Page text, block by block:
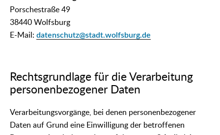
Porschestraße 49
38440 Wolfsburg
E-Mail: datenschutz@stadt.wolfsburg.de
Rechtsgrundlage für die Verarbeitung
personenbezogener Daten
Verarbeitungsvorgänge, bei denen personenbezogener
Daten auf Grund eine Einwilligung der betroffenen